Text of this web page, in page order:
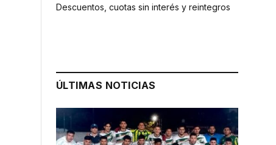
Descuentos, cuotas sin interés y reintegros
ÚLTIMAS NOTICIAS